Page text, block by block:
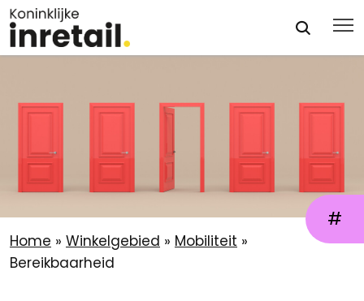
Home » Winkelgebied » Mobiliteit »
Bereikbaarheid
#